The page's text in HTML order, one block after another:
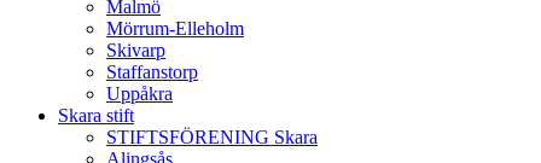
Malmö
Mörrum-Elleholm
Skivarp
Staffanstorp
Uppåkra
Skara stift
STIFTSFÖRENING Skara
Alingsås